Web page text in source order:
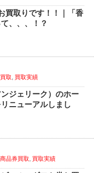
買取りです！！｜「香
、、、！？
取, 買取実績
ジェリーク）のホー
ニューアルしまし
,商品券買取 買取実績